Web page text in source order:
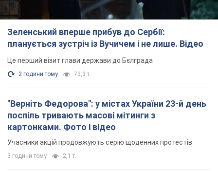
Зеленський вперше прибув до Сербії:
планується зустріч із Вучичем і не лише. Відео
Це перший візит глави держави до Бєлграда
2 години тому 73,3 т.
"Верніть Федорова": у містах України 23-й день
поспіль тривають масові мітинги з
картонками. Фото і відео
Учасники акцій продовжують серію щоденних протестів
3 години тому 2,1 т.